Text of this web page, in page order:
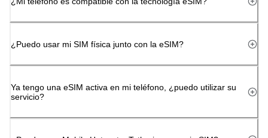
¿Puedo usar mi SIM física junto con la eSIM?
Ya tengo una eSIM activa en mi teléfono, ¿puedo utilizar su
servicio?